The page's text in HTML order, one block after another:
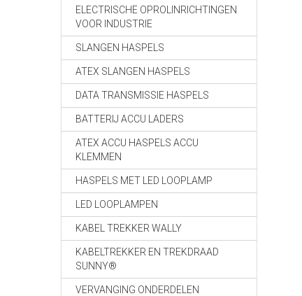
ELECTRISCHE OPROLINRICHTINGEN
VOOR INDUSTRIE
SLANGEN HASPELS
ATEX SLANGEN HASPELS
DATA TRANSMISSIE HASPELS
BATTERIJ ACCU LADERS
ATEX ACCU HASPELS ACCU
KLEMMEN
HASPELS MET LED LOOPLAMP
LED LOOPLAMPEN
KABEL TREKKER WALLY
KABELTREKKER EN TREKDRAAD
SUNNY®
VERVANGING ONDERDELEN